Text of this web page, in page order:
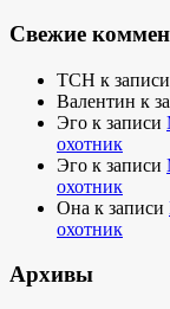
Свежие
TCH к записи
Валентин к
Эго к записи
охотник
Эго к записи
охотник
Она к записи
охотник
Архивы